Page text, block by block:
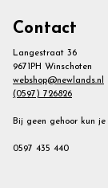
Contact
Langestraat 36
9671PH Winschoten
webshop@newlands.nl
(0597) 726826
Bij geen gehoor kun
0597 435 440